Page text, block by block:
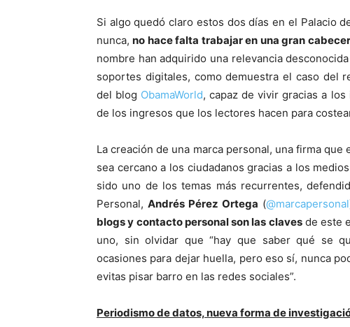
Si algo quedó claro estos dos días en el Palacio
nunca,no hace falta trabajar en una gran
nombre han adquirido una relevancia
soportes digitales, como demuestra el caso del
del blog ObamaWorld, capaz de vivir gracias a
de los ingresos que los lectores hacen para
La creación de una marca personal, una firma
sea cercano a los ciudadanos gracias a los
sido uno de los temas más recurrentes,
Personal,Andrés Pérez Ortega (@marcapersonal
blogs y contacto personal son las clavesde este
uno, sin olvidar que “hay que saber qué se
ocasiones para dejar huella, pero eso sí, nunca
evitas pisar barro en las redes sociales”.
Periodismo de datos, nueva forma de